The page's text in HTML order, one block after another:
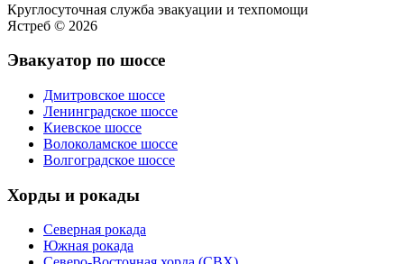
Круглосуточная служба эвакуации и техпомощи
Ястреб © 2026
Эвакуатор по шоссе
Дмитровское шоссе
Ленинградское шоссе
Киевское шоссе
Волоколамское шоссе
Волгоградское шоссе
Хорды и рокады
Северная рокада
Южная рокада